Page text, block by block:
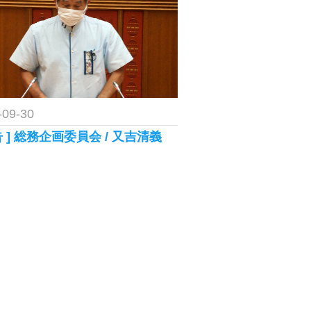
30
] 総務企画委員会 / 又吉清義